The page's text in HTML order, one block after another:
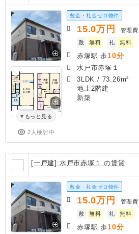
もっと見る
2人検討中
敷金・礼金ゼロ物件
15.0万円 管理費
敷
無料 礼 無料
赤塚駅 歩10分
水戸市赤塚１
3LDK / 73.26m²
地上2階建
新築
[一戸建] 水戸市赤塚１ の賃貸
敷金・礼金ゼロ物件
15.0万円 管理費
敷
無料 礼 無料
赤塚駅 歩10分